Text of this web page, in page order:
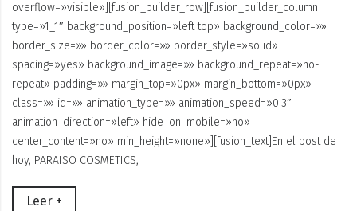
overflow=»visible»][fusion_builder_row][fusion_builder_column
type=»1_1″ background_position=»left top» background_color=»»
border_size=»» border_color=»» border_style=»solid»
spacing=»yes» background_image=»» background_repeat=»no-
repeat» padding=»» margin_top=»0px» margin_bottom=»0px»
class=»» id=»» animation_type=»» animation_speed=»0.3″
animation_direction=»left» hide_on_mobile=»no»
center_content=»no» min_height=»none»][fusion_text]En el post de
hoy, PARAISO COSMETICS,
Leer +